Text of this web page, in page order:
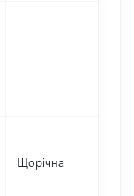
-
Щорічна